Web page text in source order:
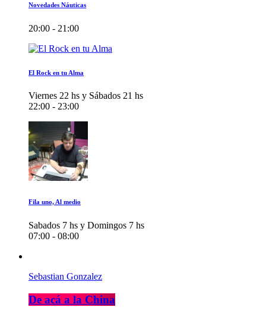
Novedades Náuticas
20:00 - 21:00
El Rock en tu Alma
Viernes 22 hs y Sábados 21 hs
22:00 - 23:00
Fila uno, Al medio
Sabados 7 hs y Domingos 7 hs
07:00 - 08:00
Sebastian Gonzalez
De acá a la China